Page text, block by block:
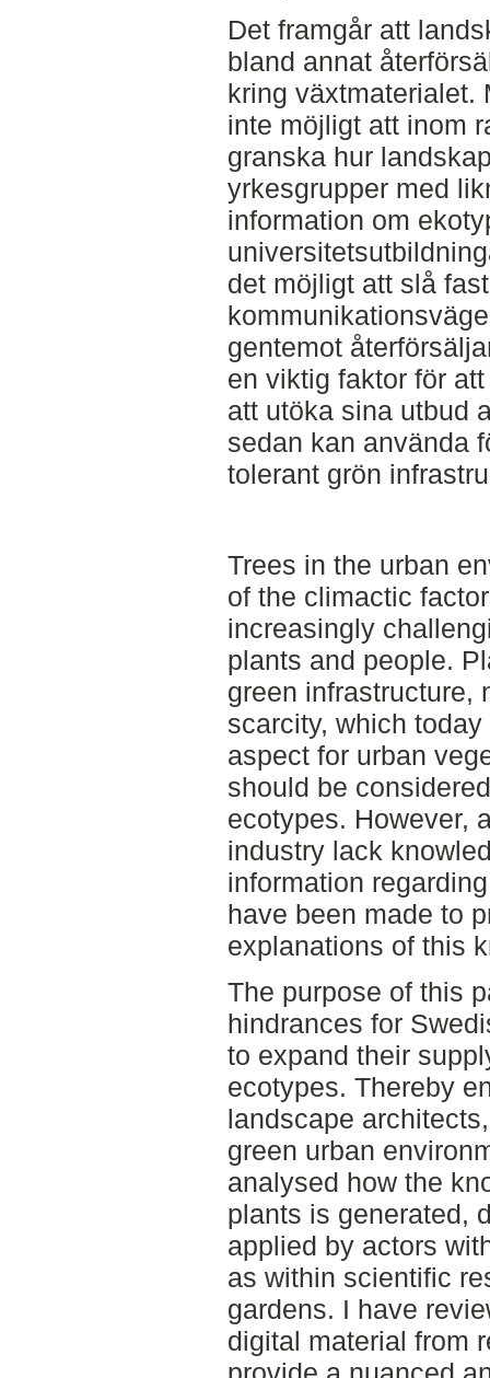
Det framgår att
bland annat
kring växtmaterialet.
inte möjligt att inom
granska hur
yrkesgrupper med
information om
det möjligt att slå
gentemot
en viktig faktor för
att utöka sina utbud
sedan kan använda
tolerant grön
Trees in the urban
of the climactic
increasingly
plants and people.
green infrastructure,
scarcity, which
aspect for urban
should be
ecotypes. However,
industry lack
information
have been made to
explanations of this
The purpose of this
hindrances for
to expand their
ecotypes. Thereby
landscape
green urban
analysed how the
plants is generated,
applied by actors
as within scientific
gardens. I have
digital material from